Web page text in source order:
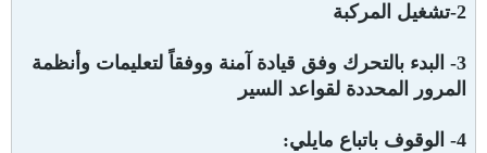
2-تشغيل المركبة
3- البدء بالتحرك وفق قيادة آمنة ووفقاً لتعليمات وأنظمة
المرور المحددة لقواعد السير
4- الوقوف باتباع مايلي: